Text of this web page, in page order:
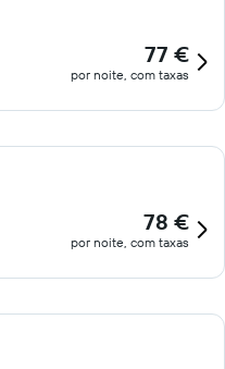
77 €
por noite, com taxas
78 €
por noite, com taxas